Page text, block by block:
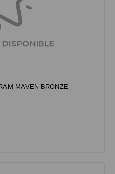
MAVEN BRONZE